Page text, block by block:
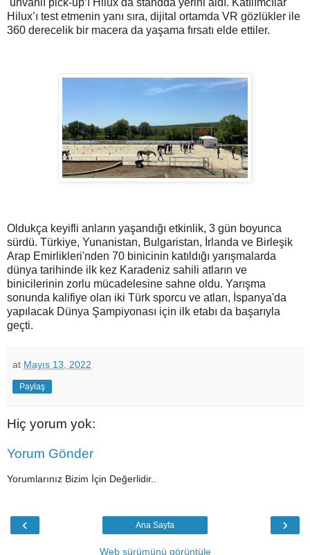
unvanlı pick-up’ı Hilux da standda yerini aldı. Katılımcılar
Hilux’ı test etmenin yanı sıra, dijital ortamda VR gözlükler ile
360 derecelik bir macera da yaşama fırsatı elde ettiler.
Oldukça keyifli anların yaşandığı etkinlik, 3 gün boyunca
sürdü. Türkiye, Yunanistan, Bulgaristan, İrlanda ve Birleşik
Arap Emirlikleri'nden 70 binicinin katıldığı yarışmalarda
dünya tarihinde ilk kez Karadeniz sahili atların ve
binicilerinin zorlu mücadelesine sahne oldu. Yarışma
sonunda kalifiye olan iki Türk sporcu ve atları, İspanya'da
yapılacak Dünya Şampiyonası için ilk etabı da başarıyla
geçti.
at Mayıs 13, 2022
Paylaş
Hiç yorum yok:
Yorum Gönder
Yorumlarınız Bizim İçin Değerlidir..
‹ ›
Ana Sayfa
Web sürümünü görüntüle